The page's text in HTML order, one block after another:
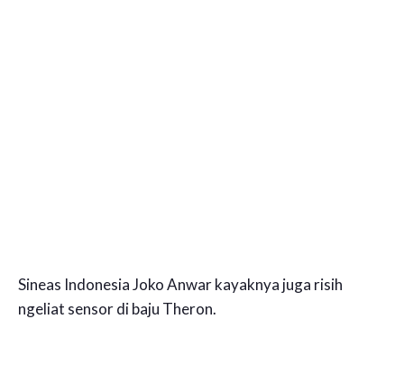
Sineas Indonesia Joko Anwar kayaknya juga risih
ngeliat sensor di baju Theron.